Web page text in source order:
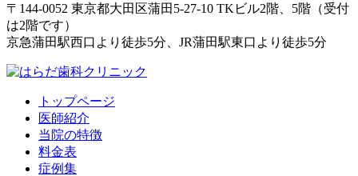
〒144-0052 東京都大田区蒲田5-27-10 TKビル2階、5階（受付
は2階です）
京急蒲田駅西口より徒歩5分、JR蒲田駅東口より徒歩5分
トップページ
医師紹介
当院の特徴
料金表
症例集